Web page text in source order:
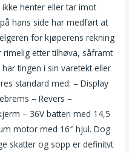
henter eller tar imot
hans side har medført at
for kjøperens rekning
etter tilhøva, såframt
tingen i sin varetekt eller
standard med: – Display
– Revers –
– 36V batteri med 14,5
motor med 16″ hjul. Dog
skatter og sopp er definitvt